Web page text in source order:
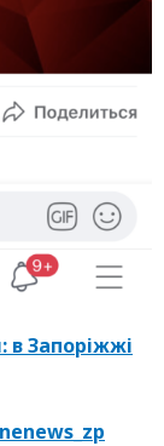
Запоріжжі